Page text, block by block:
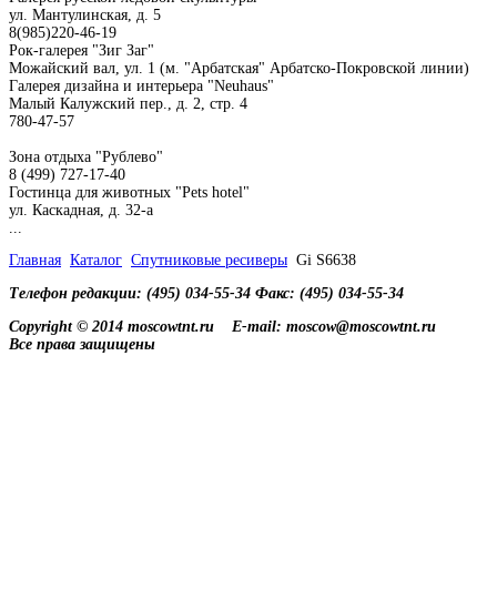
ул. Мантулинская, д. 5
8(985)220-46-19
Рок-галерея "Зиг Заг"
Можайский вал, ул. 1 (м. "Арбатская" Арбатско-Покровской линии)
Галерея дизайна и интерьера "Neuhaus"
Малый Калужский пер., д. 2, стр. 4
780-47-57
Зона отдыха "Рублево"
8 (499) 727-17-40
Гостинца для животных "Рets hotel"
ул. Каскадная, д. 32-а
Главная Каталог Спутниковые ресиверы Gi S6638
Телефон редакции: (495) 034-55-34 Факс: (495) 034-55-34
Copyright © 2014 moscowtnt.ru
E-mail: moscow@moscowtnt.ru
Все права защищены